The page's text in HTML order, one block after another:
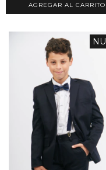
AGREGAR AL CARRITO